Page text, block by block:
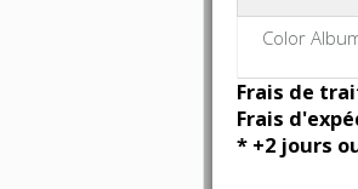
Color
Frais de
Frais
* +2 jours